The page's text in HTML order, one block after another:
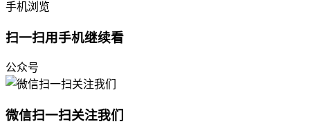
手机浏览
扫一扫用手机继续看
公众号
微信扫一扫关注我们